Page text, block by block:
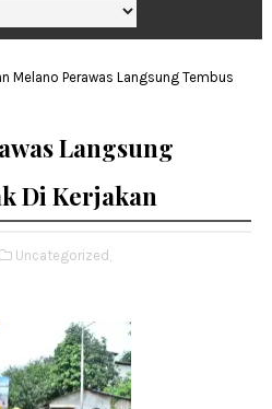
Melano Perawas Langsung Tembus
Langsung
Di Kerjakan
Uncategorized,